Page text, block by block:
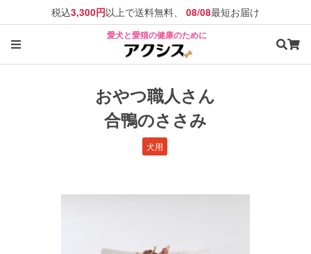
税込3,300円以上で送料無料、 08/08最短お届け
愛犬と愛猫の健康のために
おやつ職人さん
合鴨のささみ
犬用